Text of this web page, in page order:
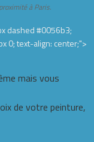
à Paris.
dashed #0056b3;
0; text-align: center;">
mais vous
de votre peinture,